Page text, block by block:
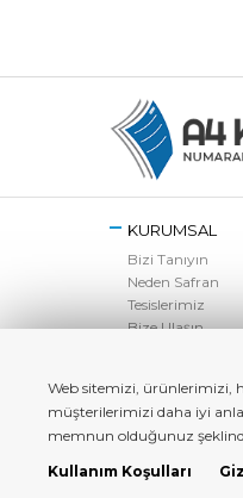
KURUMSAL
Bizi Tanıyın
Neden Safran
Tesislerimiz
Bize Ulaşın
Web sitemizi, ürünlerimizi,
müşterilerimizi daha iyi
memnun olduğunuz
Kullanım Koşulları